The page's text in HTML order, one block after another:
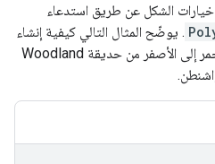
الشكل عن طريق استدعاء
. يوضّح المثال التالي كيفية إنشاء
خط متعدد الأضلاع متدرّج من الأحمر إلى الأصفر من حديقة Woodland